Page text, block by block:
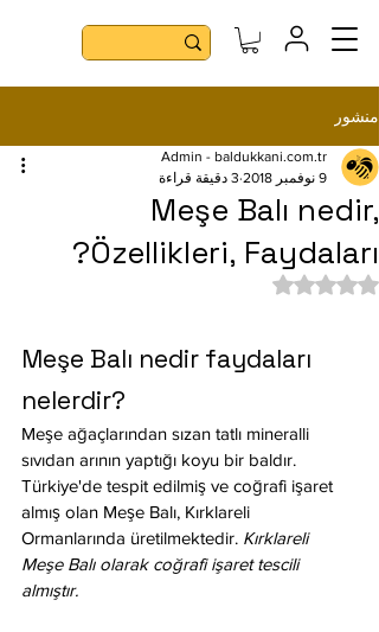
منشور
Meşe Balı nedir,
Özellikleri, Faydaları?
Admin - baldukkani.com.tr
9 نوفمبر 2018
3 دقيقة قراءة
تم التقييم بـ ليس رقمًا من أصل 5 نجوم.
Meşe Balı nedir faydaları
nelerdir?
Meşe ağaçlarından sızan tatlı mineralli
sıvıdan arının yaptığı koyu bir baldır.
Türkiye'de tespit edilmiş ve coğrafi işaret
almış olan Meşe Balı, Kırklareli
Ormanlarında üretilmektedir. Kırklareli
Meşe Balı olarak coğrafi işaret tescili
almıştır.